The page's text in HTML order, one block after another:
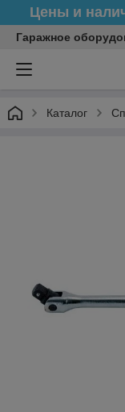
Цены и
Гаражное
Каталог